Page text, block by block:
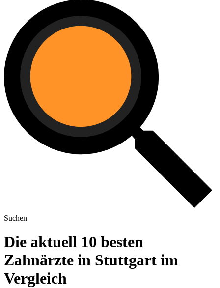
Suchen
Die aktuell 10 besten
Zahnärzte in Stuttgart im
Vergleich